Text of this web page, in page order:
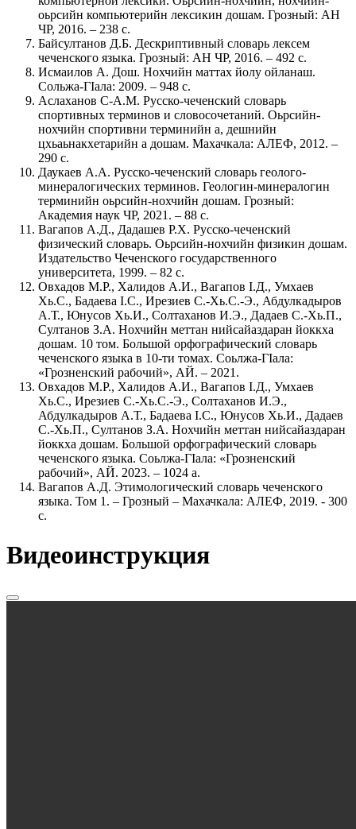
оьрсийн компьютерийн лексикин дошам. Грозный: АН
ЧР, 2016. – 238 с.
Байсултанов Д.Б. Дескриптивный словарь лексем
чеченского языка. Грозный: АН ЧР, 2016. – 492 с.
Исмаилов А. Дош. Нохчийн маттах йолу ойланаш.
Сольжа-ГӀала: 2009. – 948 с.
Аслаханов С-А.М. Русско-чеченский словарь
спортивных терминов и словосочетаний. Оьрсийн-
нохчийн спортивни терминийн а, дешнийн
цхьаьнакхетарийн а дошам. Махачкала: АЛЕФ, 2012. –
290 с.
Даукаев А.А. Русско-чеченский словарь геолого-
минералогических терминов. Геологин-минералогин
терминийн оьрсийн-нохчийн дошам. Грозный:
Академия наук ЧР, 2021. – 88 с.
Вагапов А.Д., Дадашев Р.Х. Русско-чеченский
физический словарь. Оьрсийн-нохчийн физикин дошам.
Издательство Чеченского государственного
университета, 1999. – 82 с.
Овхадов М.Р., Халидов А.И., Вагапов I.Д., Умхаев
Хь.С., Бадаева I.С., Ирезиев С.-Хь.С.-Э., Абдулкадыров
А.Т., Юнусов Хь.И., Солтаханов И.Э., Дадаев С.-Хь.П.,
Султанов З.А. Нохчийн меттан нийсайаздаран йоккха
дошам. 10 том. Большой орфографический словарь
чеченского языка в 10-ти томах. Соьлжа-ГIала:
«Грозненский рабочий», АЙ. – 2021.
Овхадов М.Р., Халидов А.И., Вагапов Ӏ.Д., Умхаев
Хь.С., Ирезиев С.-Хь.С.-Э., Солтаханов И.Э.,
Абдулкадыров А.Т., Бадаева Ӏ.С., Юнусов Хь.И., Дадаев
С.-Хь.П., Султанов З.А. Нохчийн меттан нийсайаздаран
йоккха дошам. Большой орфографический словарь
чеченского языка. Соьлжа-ГӀала: «Грозненский
рабочий», АЙ. 2023. – 1024 а.
Вагапов А.Д. Этимологический словарь чеченского
языка. Том 1. – Грозный – Махачкала: АЛЕФ, 2019. - 300
с.
Видеоинструкция